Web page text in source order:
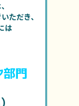
ただき、
は
門